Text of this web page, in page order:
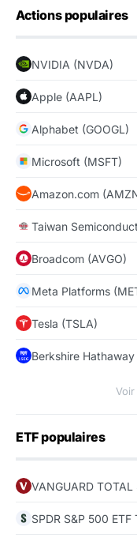
Actions populaires
NVIDIA (NVDA)
Apple (AAPL)
Alphabet (GOOGL)
Microsoft (MSFT)
Amazon.com
Taiwan
Broadcom (AVGO)
Meta Platforms
Tesla (TSLA)
Berkshire Hathaway
ETF populaires
VANGUARD
SPDR S&P 500 ETF